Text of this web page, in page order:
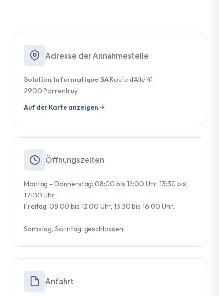
Adresse der Annahmestelle
Solution Informatique SARoute d'Alle 41
2900 Porrentruy
Auf der Karte anzeigen
Öffnungszeiten
Montag - Donnerstag: 08:00 bis 12:00 Uhr, 13:30 bis
17:00 Uhr.
Freitag: 08:00 bis 12:00 Uhr, 13:30 bis 16:00 Uhr.
Samstag, Sonntag: geschlossen
Anfahrt